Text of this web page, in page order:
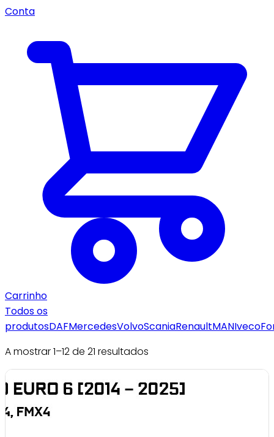
Conta
Carrinho
Todos os
produtosDAFMercedesVolvoScaniaRenaultMANIveco
A mostrar 1–12 de 21 resultados